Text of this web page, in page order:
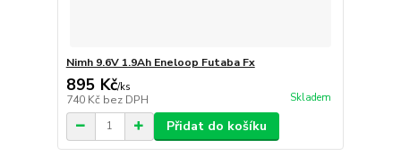
Nimh 9.6V 1.9Ah Eneloop Futaba Fx
895 Kč/ks
740 Kč bez DPH Skladem
Přidat do košíku